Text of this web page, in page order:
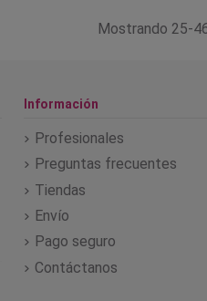
Mostrando 25-
Información
Profesionales
Preguntas frecuentes
Tiendas
Envío
Pago seguro
Contáctanos